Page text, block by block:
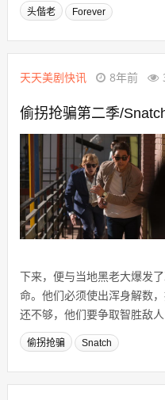
头偕老 Forever
天天美剧快讯 8年前
偷拐抢骗第二季/
下来，便与当地黑老大爆发
命。他们必须使出浑身解数
还不够，他们要争取智胜敌人
偷拐抢骗 Snatch